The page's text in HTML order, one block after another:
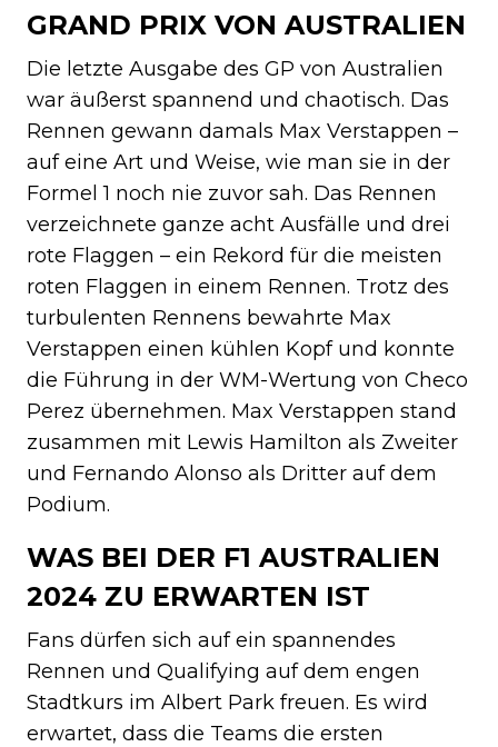
GRAND PRIX VON AUSTRALIEN
Die letzte Ausgabe des GP von Australien
war äußerst spannend und chaotisch. Das
Rennen gewann damals Max Verstappen –
auf eine Art und Weise, wie man sie in der
Formel 1 noch nie zuvor sah. Das Rennen
verzeichnete ganze acht Ausfälle und drei
rote Flaggen – ein Rekord für die meisten
roten Flaggen in einem Rennen. Trotz des
turbulenten Rennens bewahrte Max
Verstappen einen kühlen Kopf und konnte
die Führung in der WM-Wertung von Checo
Perez übernehmen. Max Verstappen stand
zusammen mit Lewis Hamilton als Zweiter
und Fernando Alonso als Dritter auf dem
Podium.
WAS BEI DER F1 AUSTRALIEN
2024 ZU ERWARTEN IST
Fans dürfen sich auf ein spannendes
Rennen und Qualifying auf dem engen
Stadtkurs im Albert Park freuen. Es wird
erwartet, dass die Teams die ersten